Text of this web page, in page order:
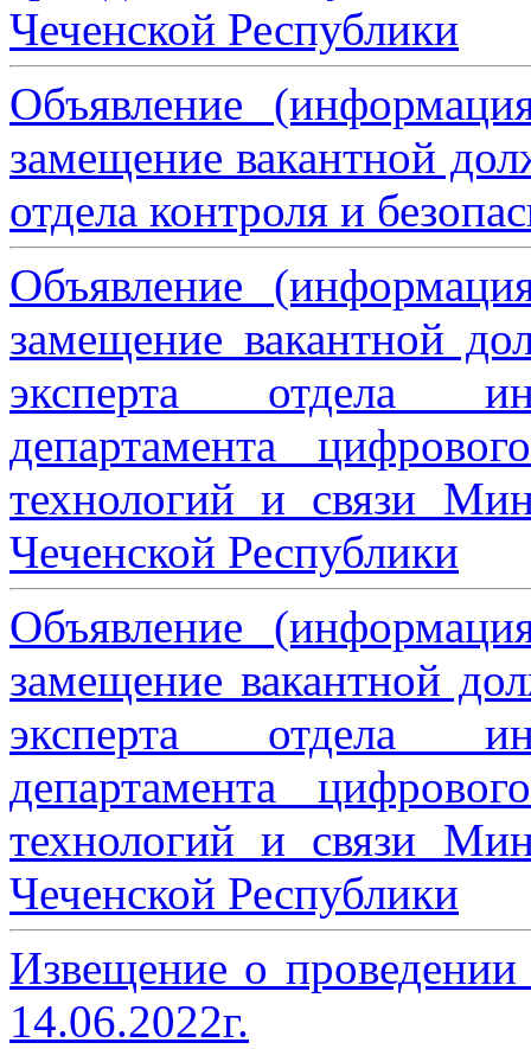
Чеченской Республики
Объявление
замещение вакантной
отдела контроля и
Объявление
замещение вакантной
эксперта отдела
департамента
технологий и связи
Чеченской Республики
Объявление
замещение вакантной
эксперта отдела
департамента
технологий и связи
Чеченской Республики
Извещение о
14.06.2022г.